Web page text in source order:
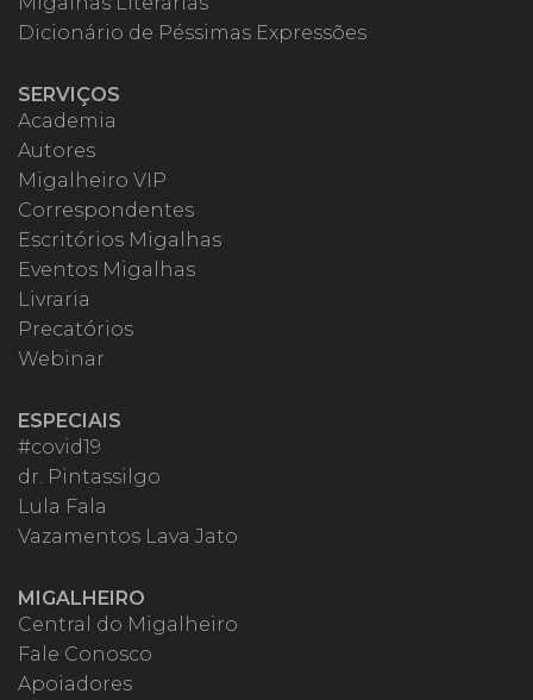
Dicionário de Péssimas Expressões
SERVIÇOS
Academia
Autores
Migalheiro VIP
Correspondentes
Escritórios Migalhas
Eventos Migalhas
Livraria
Precatórios
Webinar
ESPECIAIS
#covid19
dr. Pintassilgo
Lula Fala
Vazamentos Lava Jato
MIGALHEIRO
Central do Migalheiro
Fale Conosco
Apoiadores